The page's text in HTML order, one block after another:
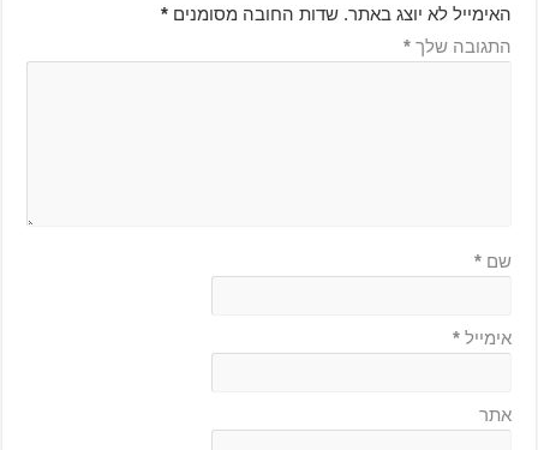
האימייל לא יוצג באתר. שדות החובה מסומנים *
התגובה שלך *
שם *
אימייל *
אתר